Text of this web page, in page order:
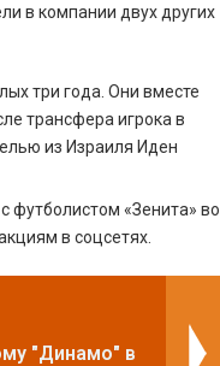
в компании двух других
три года. Они вместе
трансфера игрока в
из Израиля Иден
футболистом «Зенита» во
в соцсетях.
"Динамо" в